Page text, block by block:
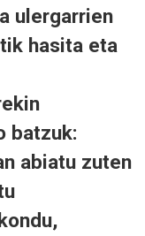
ulergarrien
hasita eta
batzuk:
abiatu zuten